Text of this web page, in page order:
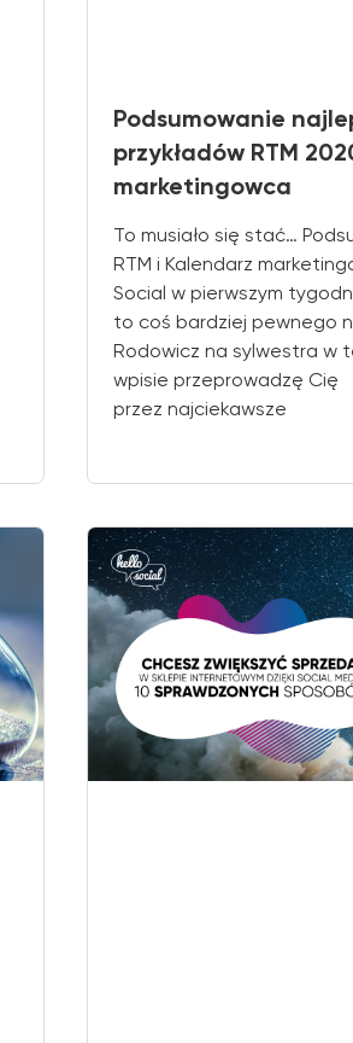
Podsumowanie
przykładów RTM
marketingowca
To musiało się stać…
RTM i Kalendarz
Social w pierwszym
to coś bardziej pewnego
Rodowicz na sylwestra w
wpisie przeprowadzę Cię
przez najciekawsze